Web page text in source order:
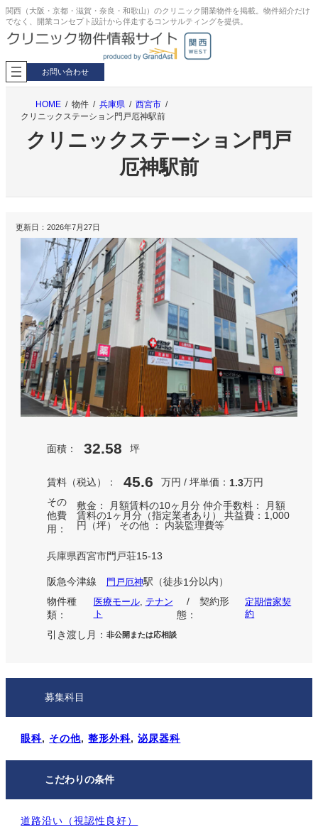
内
容
を
キ
ッ
関西（大阪・京都・滋賀・奈良・和歌山）のクリニック開業物件を掲載。物件紹介だけ
でなく、開業コンセプト設計から伴走するコンサルティングを提供。
お問い合わせ
HOME 物件 兵庫県
西宮市
クリニックステーション門戸厄神駅前
クリニックステーション門戸
厄神駅前
更新日：2026年7月27日
面積： 32.58 坪
賃料（税込）： 45.6 万円 / 坪単価： 1.3万円
その
他費
用：
敷金： 月額賃料の10ヶ月分 仲介手数料： 月額
賃料の1ヶ月分（指定業者あり） 共益費：1,000
円（坪） その他 ： 内装監理費等
兵庫県西宮市門戸荘15-13
阪急今津線 門戸厄神駅 （徒歩1分以内）
物件種
類：
医療モール, テナン
ト
/ 契約形
態：
定期借家契
約
引き渡し月： 非公開または応相談
募集科目
眼科, その他, 整形外科, 泌尿器科
こだわりの条件
道路沿い（視認性良好）